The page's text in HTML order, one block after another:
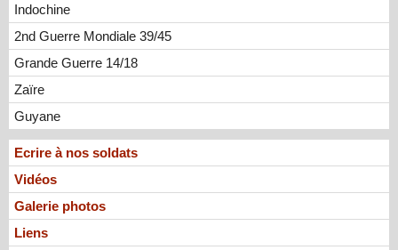
Indochine
2nd Guerre Mondiale 39/45
Grande Guerre 14/18
Zaïre
Guyane
Ecrire à nos soldats
Vidéos
Galerie photos
Liens